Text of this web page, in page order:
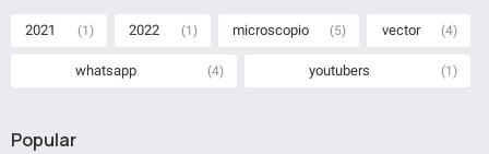
2021 (1) 2022 (1) microscopio (5) vector (4)
whatsapp (4) youtubers (1)
Popular